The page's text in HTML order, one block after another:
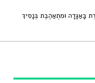
בָּאַגָּדָה וּמִתְאַהֶבֶת בְּנָסִיךְ